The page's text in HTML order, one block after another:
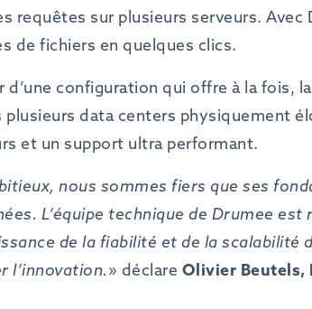
requêtes sur plusieurs serveurs.
de fichiers en quelques clics.
d’une configuration qui offre à la fois,
data centers physiquement
et un support ultra performant.
nous sommes fiers que ses
L’équipe technique de Drumee est
de la fiabilité et de la scalabilité
l’innovation.» déclare Olivier Beutels,